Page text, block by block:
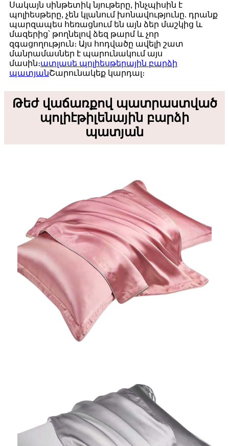
Սակայն սինթետիկ նյութերը, ինչպիսին է
պոլիեսթերը, չեն կլանում խոնավությունը. դրանք
պարզապես հեռացնում են այն ձեր մաշկից և
մազերից՝ թողնելով ձեզ թարմ և չոր
զգացողություն։ Այս հոդվածը ավելի շատ
մանրամասներ է պարունակում այս
մասին։ատլասե պոլիեսթերային բարձի
պատյանՇարունակեք կարդալ։
Թեժ վաճառքով պատրաստված
պոլիէթիլենային բարձի
պատյան